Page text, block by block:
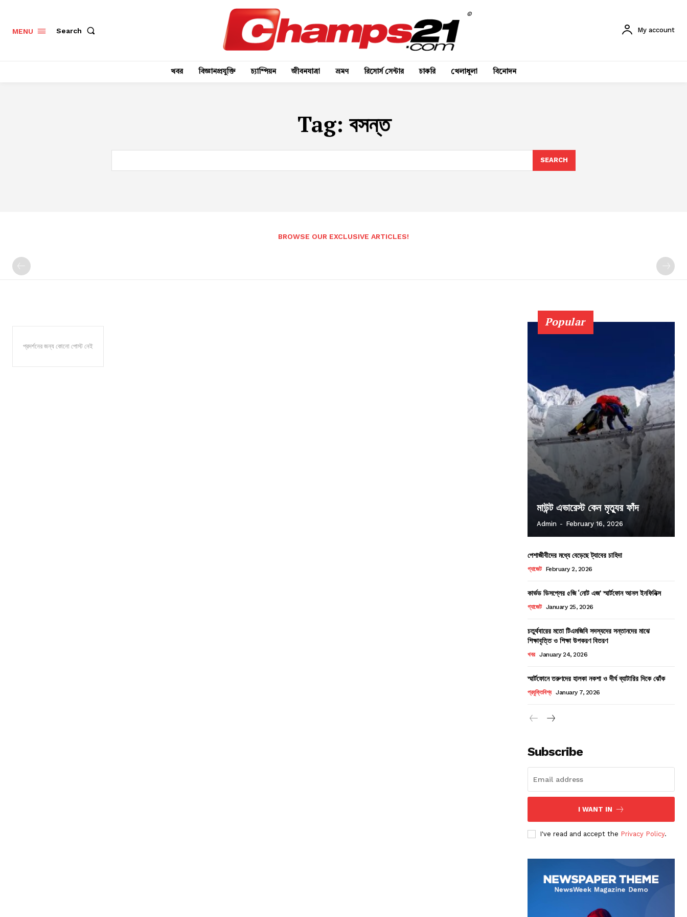
MENU Search
©
My account
খবর বিজ্ঞানপ্রযুক্তি চ্যাম্পিয়ন জীবনযাত্রা ভ্রমণ রিসোর্স সেন্টার চাকরি খেলাধুলা বিনোদন
Tag: বসন্ত
SEARCH
BROWSE OUR EXCLUSIVE ARTICLES!
প্রদর্শনের জন্য কোনো পোস্ট নেই
Popular
মাউন্ট এভারেস্ট কেন মৃত্যুর ফাঁদ
Admin - February 16, 2026
পেশাজীবীদের মধ্যে বেড়েছে ট্যাবের চাহিদা
গ্যাজেট February 2, 2026
কার্ভড ডিসপ্লের ৫জি ‘নোট এজ’ স্মার্টফোন আনল ইনফিনিক্স
গ্যাজেট January 25, 2026
চতুর্থবারের মতো টিএমজিবি সদস্যদের সন্তানদের মাঝে
শিক্ষাবৃত্তি ও শিক্ষা উপকরণ বিতরণ
খবর January 24, 2026
স্মার্টফোনে তরুণদের হালকা নকশা ও দীর্ঘ ব্যাটারির দিকে ঝোঁক
প্রযুক্তিবিশ্ব January 7, 2026
Subscribe
I WANT IN
I've read and accept the Privacy Policy.